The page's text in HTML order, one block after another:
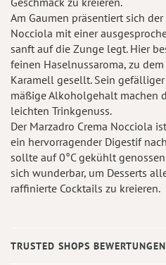
Am Gaumen präsentiert sich
Nocciola mit einer
sanft auf die Zunge legt. Hier
feinen Haselnussaroma, zu
Karamell gesellt. Sein
mäßige Alkoholgehalt machen
leichten Trinkgenuss.
Der Marzadro Crema Nocciola
ein hervorragender Digestif
sollte auf 0°C gekühlt
sich wunderbar, um Desserts
raffinierte Cocktails zu kreieren.
TRUSTED SHOPS BEWERTUNGEN